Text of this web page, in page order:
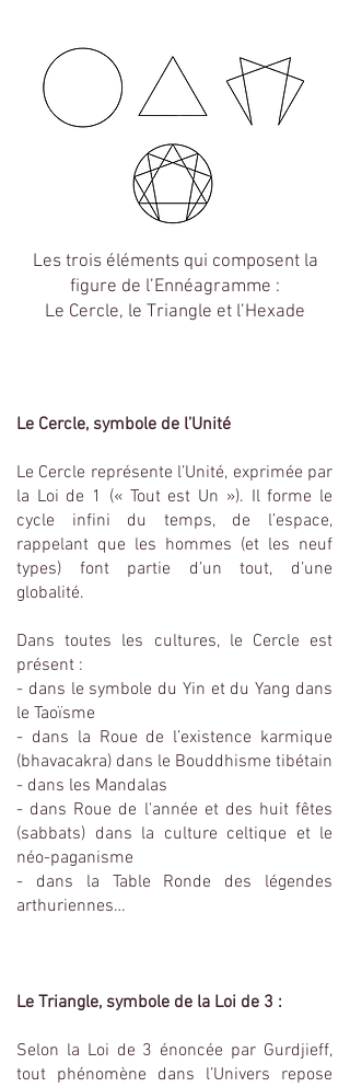
Les trois éléments qui composent la
figure de l’Ennéagramme :
Le Cercle, le Triangle et l’Hexade
Le Cercle, symbole de l’Unité
Le Cercle représente l’Unité, exprimée par
la Loi de 1 (« Tout est Un »). Il forme le
cycle infini du temps, de l’espace,
rappelant que les hommes (et les neuf
types) font partie d’un tout, d’une
globalité.
Dans toutes les cultures, le Cercle est
présent :
- dans le symbole du Yin et du Yang dans
le Taoïsme
- dans la Roue de l’existence karmique
(bhavacakra) dans le Bouddhisme tibétain
- dans les Mandalas
- dans Roue de l'année et des huit fêtes
(sabbats) dans la culture celtique et le
néo-paganisme
- dans la Table Ronde des légendes
arthuriennes…
Le Triangle, symbole de la Loi de 3 :
Selon la Loi de 3 énoncée par Gurdjieff,
tout phénomène dans l’Univers repose